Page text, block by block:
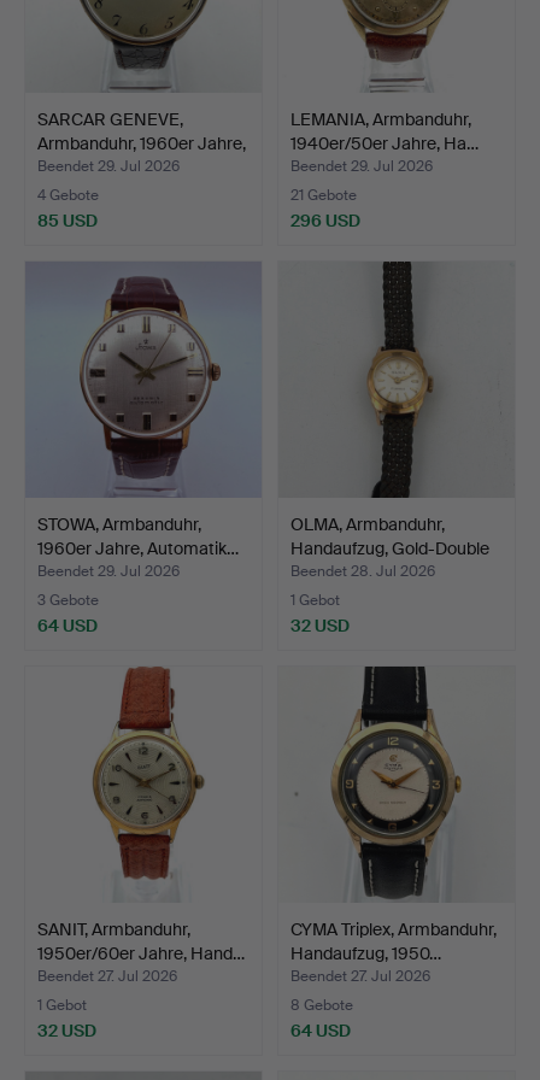
SARCAR GENEVE,
Armbanduhr, 1960er Jahre,
H…
Beendet 29. Jul 2026
4 Gebote
85 USD
LEMANIA, Armbanduhr,
1940er/50er Jahre, Ha…
Beendet 29. Jul 2026
21 Gebote
296 USD
STOWA, Armbanduhr,
1960er Jahre, Automatik…
Beendet 29. Jul 2026
3 Gebote
64 USD
OLMA, Armbanduhr,
Handaufzug, Gold-Double
…
Beendet 28. Jul 2026
1 Gebot
32 USD
SANIT, Armbanduhr,
1950er/60er Jahre, Hand…
Beendet 27. Jul 2026
1 Gebot
32 USD
CYMA Triplex, Armbanduhr,
Handaufzug, 1950…
Beendet 27. Jul 2026
8 Gebote
64 USD